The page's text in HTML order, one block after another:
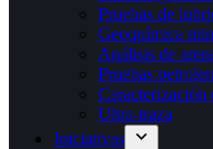
Pruebas de
Geoquímica
Análisis de
Pruebas
Caracterización
Ultra-traza
Iniciativas